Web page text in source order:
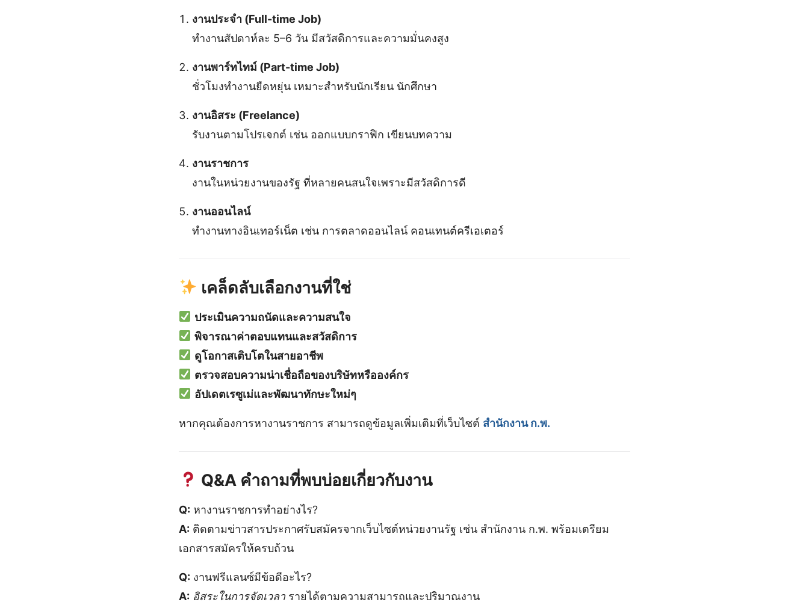
งานประจำ (Full-time Job)
ทำงานสัปดาห์ละ 5–6 วัน มีสวัสดิการและความมั่นคงสูง
งานพาร์ทไทม์ (Part-time Job)
ชั่วโมงทำงานยืดหยุ่น เหมาะสำหรับนักเรียน นักศึกษา
งานอิสระ (Freelance)
รับงานตามโปรเจกต์ เช่น ออกแบบกราฟิก เขียนบทความ
งานราชการ
งานในหน่วยงานของรัฐ ที่หลายคนสนใจเพราะมีสวัสดิการดี
งานออนไลน์
ทำงานทางอินเทอร์เน็ต เช่น การตลาดออนไลน์ คอนเทนต์ครีเอเตอร์
เคล็ดลับเลือกงานที่ใช่
ประเมินความถนัดและความสนใจ
พิจารณาค่าตอบแทนและสวัสดิการ
ดูโอกาสเติบโตในสายอาชีพ
ตรวจสอบความน่าเชื่อถือของบริษัทหรือองค์กร
อัปเดตเรซูเม่และพัฒนาทักษะใหม่ๆ
หากคุณต้องการหางานราชการ สามารถดูข้อมูลเพิ่มเติมที่เว็บไซต์ สำนักงาน ก.พ.
Q&A คำถามที่พบบ่อยเกี่ยวกับงาน
Q: หางานราชการทำอย่างไร?
A: ติดตามข่าวสารประกาศรับสมัครจากเว็บไซต์หน่วยงานรัฐ เช่น สำนักงาน ก.พ. พร้อมเตรียม
เอกสารสมัครให้ครบถ้วน
Q: งานฟรีแลนซ์มีข้อดีอะไร?
A: อิสระในการจัดเวลารายได้ตามความสามารถและปริมาณงาน